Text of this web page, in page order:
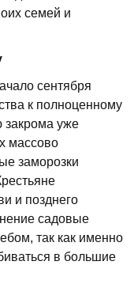
семей и
сентября
к полноценному
закрома уже
массово
заморозки
и позднего
садовые
так как именно
в большие